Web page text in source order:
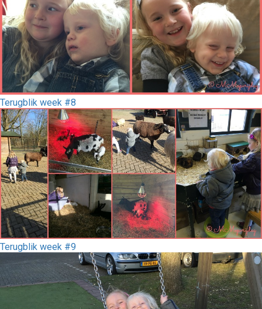
Terugblik week #8
Terugblik week #9